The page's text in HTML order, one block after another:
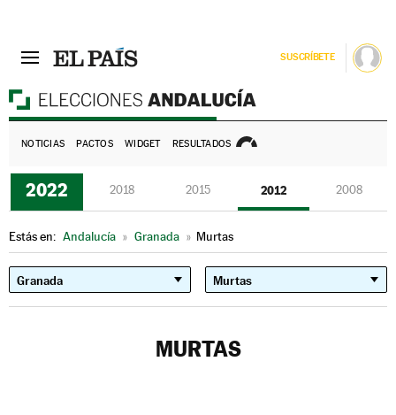
SUSCRÍBETE
NOTICIAS PACTOS WIDGET RESULTADOS
2022 2018 2015 2012 2008
Estás en: Andalucía » Granada » Murtas
MURTAS